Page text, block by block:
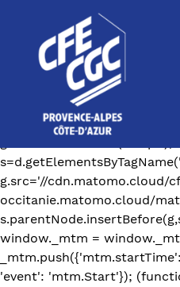
var _paq = window._paq =
methods like
before "trackPageView" */
u="https://cfecgc-
_paq.push(['setTrackerUrl',
_paq.push(['setSiteId', '15']);
g.src='//cdn.matomo.cloud/
occitanie.matomo.cloud/
window._mtm =
'event': 'mtm.Start'});